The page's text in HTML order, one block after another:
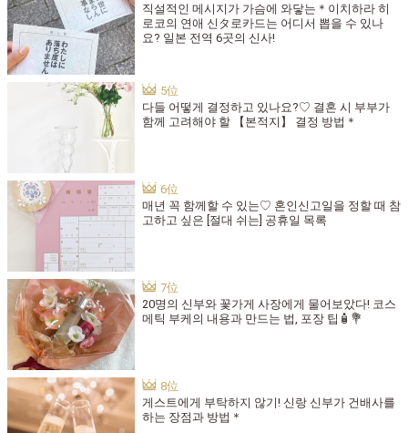
직설적인 메시지가 가슴에 와닿는＊이치하라 히
로코의 연애 신タ로카드는 어디서 뽑을 수 있나
요? 일본 전역 6곳의 신사!
다들 어떻게 결정하고 있나요?♡ 결혼 시 부부가
함께 고려해야 할 【본적지】 결정 방법＊
매년 꼭 함께할 수 있는♡ 혼인신고일을 정할 때 참
고하고 싶은 [절대 쉬는] 공휴일 목록
20명의 신부와 꽃가게 사장에게 물어보았다! 코스
메틱 부케의 내용과 만드는 법, 포장 팁🧴💐
게스트에게 부탁하지 않기! 신랑 신부가 건배사를
하는 장점과 방법＊